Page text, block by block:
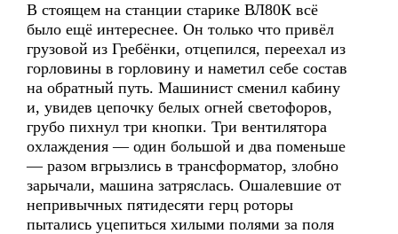
В стоящем на станции старике ВЛ80К всё
было ещё интереснее. Он только что привёл
грузовой из Гребёнки, отцепился, переехал из
горловины в горловину и наметил себе состав
на обратный путь. Машинист сменил кабину
и, увидев цепочку белых огней светофоров,
грубо пихнул три кнопки. Три вентилятора
охлаждения — один большой и два поменьше
— разом вгрызлись в трансформатор, злобно
зарычали, машина затряслась. Ошалевшие от
непривычных пятидесяти герц роторы
пытались уцепиться хилыми полями за поля